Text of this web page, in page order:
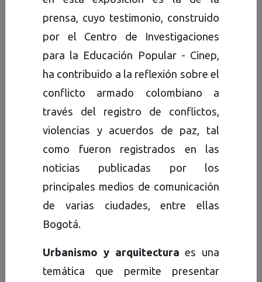
vecinos y ciudadanos, como
una herramienta que permita
iluminar la comprensión de lo
que hemos sido, lo que somos
y lo que seremos como
sociedad capitalina.
Este valioso patrimonio
documental se presenta a los
bogotanos de todas las
procedencias regionales, como
testimonio escrito, gráfico y
audiovisual, que puede
períodos de tiempo o de
temáticas específicas que
prensa, cuyo testimonio, construido
por el Centro de Investigaciones
para la Educación Popular - Cinep,
ha contribuido a la reflexión sobre el
conflicto armado colombiano a
través del registro de conflictos,
violencias y acuerdos de paz, tal
como fueron registrados en las
noticias publicadas por los
principales medios de comunicación
de varias ciudades, entre ellas
Bogotá.
Urbanismo y arquitectura es una
temática que permite presentar